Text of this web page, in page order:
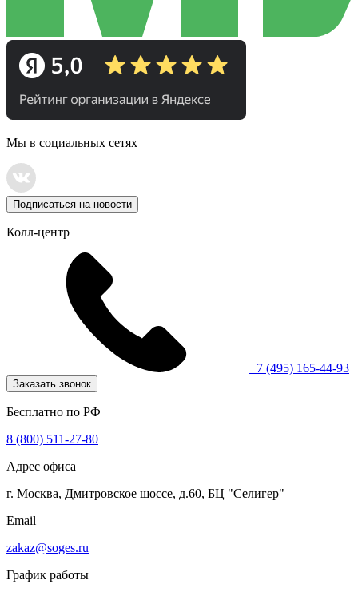
Мы в социальных сетях
Подписаться на новости
Колл-центр
+7 (495) 165-44-93
Заказать звонок
Бесплатно по РФ
8 (800) 511-27-80
Адрес офиса
г. Москва, Дмитровское шоссе, д.60, БЦ "Селигер"
Email
zakaz@soges.ru
График работы